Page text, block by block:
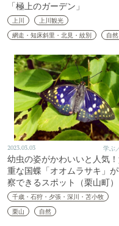
「極上のガーデン」
上川
上川観光
網走・知床斜里・北見・紋別
自然
2023.03.03 学ぶ
幼虫の姿がかわいいと人気
重な国蝶「オオムラサキ」
察できるスポット（栗山町）
千歳・石狩・夕張・深川・苫小牧
栗山
自然